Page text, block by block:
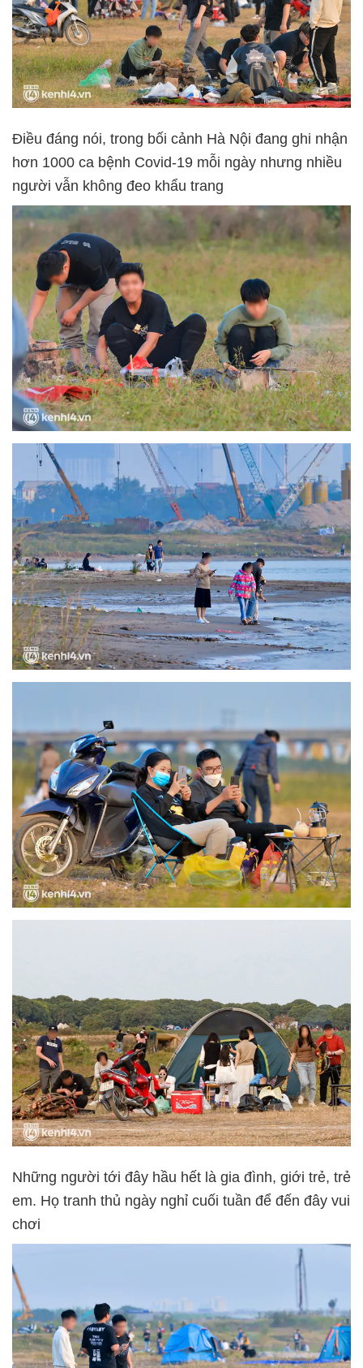
Điều đáng nói, trong bối cảnh Hà Nội đang ghi nhận
hơn 1000 ca bệnh Covid-19 mỗi ngày nhưng nhiều
người vẫn không đeo khẩu trang
Những người tới đây hầu hết là gia đình, giới trẻ, trẻ
em. Họ tranh thủ ngày nghỉ cuối tuần để đến đây vui
chơi